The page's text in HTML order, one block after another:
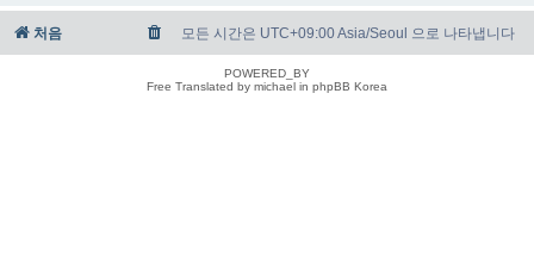
처음 모든 시간은 UTC+09:00 Asia/Seoul 으로 나타냅니다
POWERED_BY
Free Translated by michael in phpBB Korea